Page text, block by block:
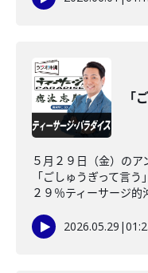
「
５月２９日（金）の
「ごしゅうぎって言
２９％ティーサージ的
2026.05.29 |